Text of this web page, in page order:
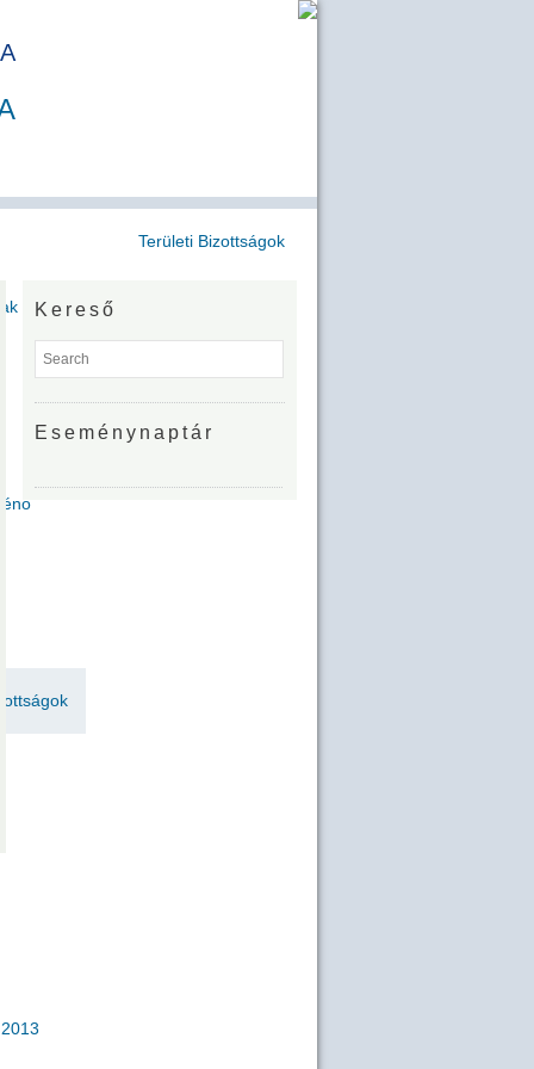
2013
Területi Bizottságok
Kereső
Eseménynaptár